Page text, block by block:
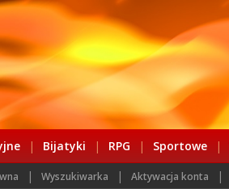
| Bijatyki | RPG | Sportowe |
| Wyszukiwarka | Aktywacja konta |